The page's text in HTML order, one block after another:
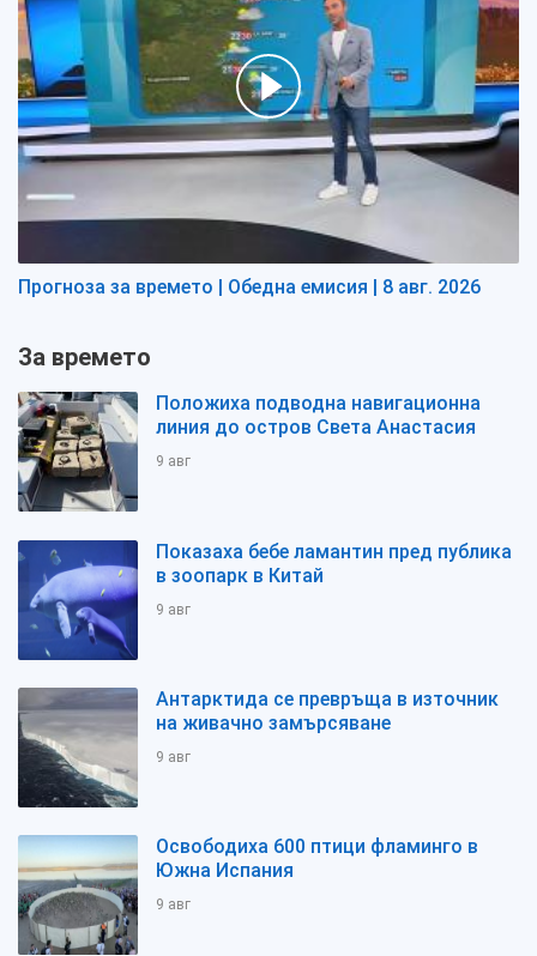
Прогноза за времето | Обедна емисия | 8 авг. 2026
За времето
Положиха подводна навигационна
линия до остров Света Анастасия
9 авг
Показаха бебе ламантин пред публика
в зоопарк в Китай
9 авг
Антарктида се превръща в източник
на живачно замърсяване
9 авг
Освободиха 600 птици фламинго в
Южна Испания
9 авг